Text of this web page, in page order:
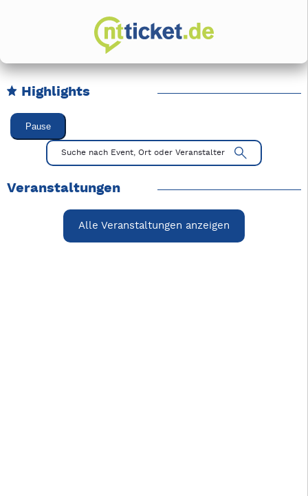
Highlights
Karussell Veranstaltungen überspringen
Pause
Mit Tab zu den Steuerelementen wechseln. Mit Pfeiltasten
Suche nach Event, Ort oder Veranstalter
Veranstaltungen
Alle Veranstaltungen anzeigen